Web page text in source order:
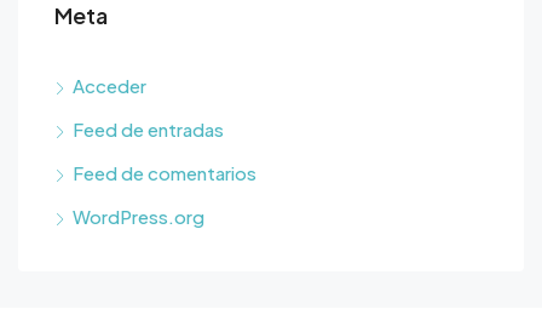
Meta
Acceder
Feed de entradas
Feed de comentarios
WordPress.org